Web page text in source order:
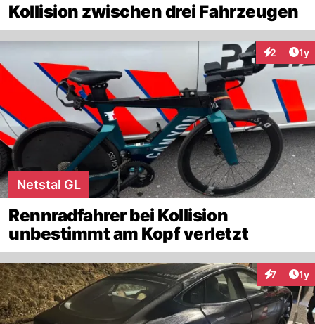
Kollision zwischen drei Fahrzeugen
2 1y
Netstal GL
Rennradfahrer bei Kollision
unbestimmt am Kopf verletzt
7 1y